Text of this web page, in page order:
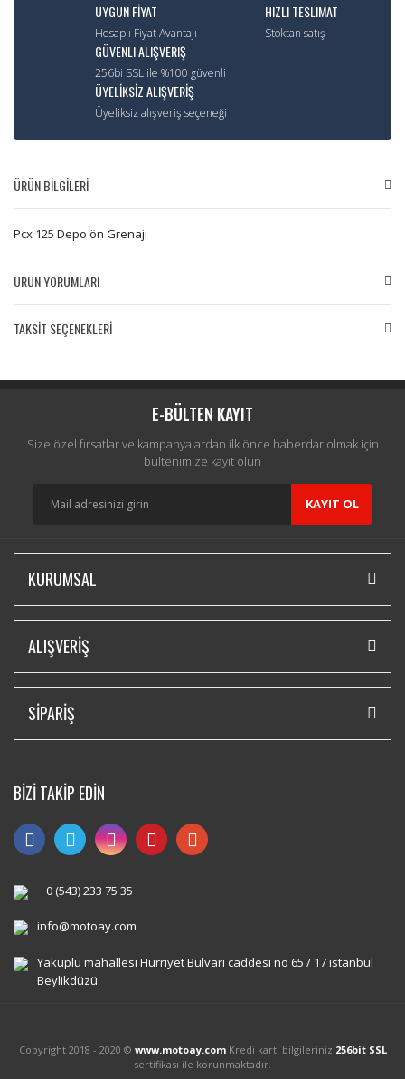
UYGUN FİYAT
Hesaplı Fiyat Avantajı
HIZLI TESLIMAT
Stoktan satış
GÜVENLI ALIŞVERIŞ
256bi SSL ile %100 güvenli
ÜYELİKSİZ ALIŞVERİŞ
Üyeliksiz alışveriş seçeneği
ÜRÜN BİLGİLERİ
Pcx 125 Depo ön Grenajı
ÜRÜN YORUMLARI
Yorum Yaz
TAKSİT SEÇENEKLERİ
E-BÜLTEN KAYIT
Size özel fırsatlar ve kampanyalardan ilk önce haberdar olmak için
bültenimize kayıt olun
KAYIT OL
KURUMSAL
ALIŞVERİŞ
SİPARİŞ
BİZİ TAKİP EDİN
0 (543) 233 75 35
info@motoay.com
Yakuplu mahallesi Hürriyet Bulvarı caddesi no 65 / 17 istanbul
Beylikdüzü
Copyright 2018 - 2020 © www.motoay.comKredi kartı bilgileriniz 256bit SSL
sertifikası ile korunmaktadır.